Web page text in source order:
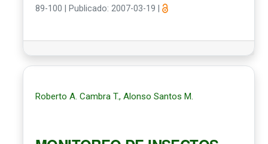
89-100 Publicado: 2007-03-19
Roberto A. Cambra T., Alonso Santos M.